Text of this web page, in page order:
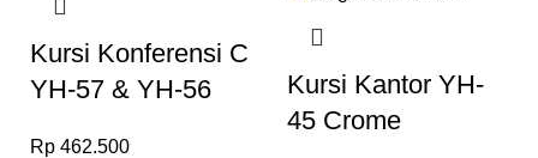
Kursi Konferensi C
YH-57 & YH-56
Rp 462.500
Kursi Kantor YH-
45 Crome